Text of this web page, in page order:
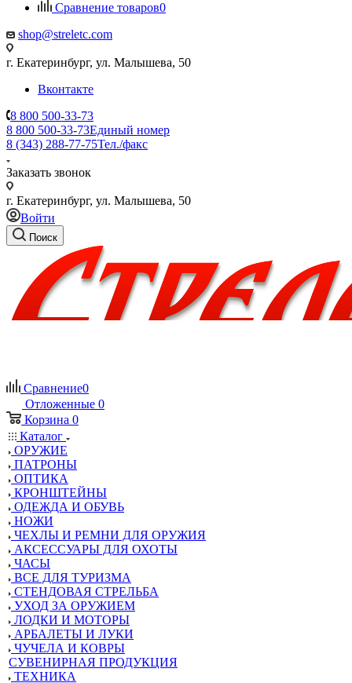
Сравнение товаров0
shop@streletc.com
г. Екатеринбург, ул. Малышева, 50
Вконтакте
8 800 500-33-73
8 800 500-33-73Единый номер
8 (343) 288-77-75Тел./факс
Заказать звонок
г. Екатеринбург, ул. Малышева, 50
Войти
Поиск
Сравнение0
Отложенные 0
Корзина 0
Каталог
ОРУЖИЕ
ПАТРОНЫ
ОПТИКА
КРОНШТЕЙНЫ
ОДЕЖДА И ОБУВЬ
НОЖИ
ЧЕХЛЫ И РЕМНИ ДЛЯ ОРУЖИЯ
АКСЕССУАРЫ ДЛЯ ОХОТЫ
ЧАСЫ
ВСЕ ДЛЯ ТУРИЗМА
СТЕНДОВАЯ СТРЕЛЬБА
УХОД ЗА ОРУЖИЕМ
ЛОДКИ И МОТОРЫ
АРБАЛЕТЫ И ЛУКИ
ЧУЧЕЛА И КОВРЫ
СУВЕНИРНАЯ ПРОДУКЦИЯ
ТЕХНИКА